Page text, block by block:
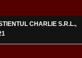
CHARLIE S.R.L.,